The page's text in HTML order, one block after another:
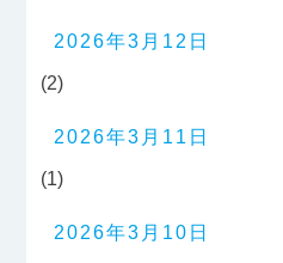
2026年3月12日
(2)
2026年3月11日
(1)
2026年3月10日